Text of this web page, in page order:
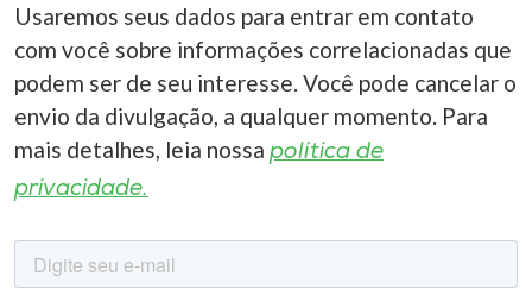
Usaremos seus dados para entrar em contato
com você sobre informações correlacionadas que
podem ser de seu interesse. Você pode cancelar o
envio da divulgação, a qualquer momento. Para
mais detalhes, leia nossa política de
privacidade.